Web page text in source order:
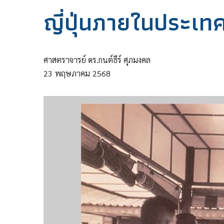
ญี่ปุ่นภายในประเท
ศาสตราจารย์ ดร.กนต์ธีร์ ศุภมงคล
23 พฤษภาคม 2568